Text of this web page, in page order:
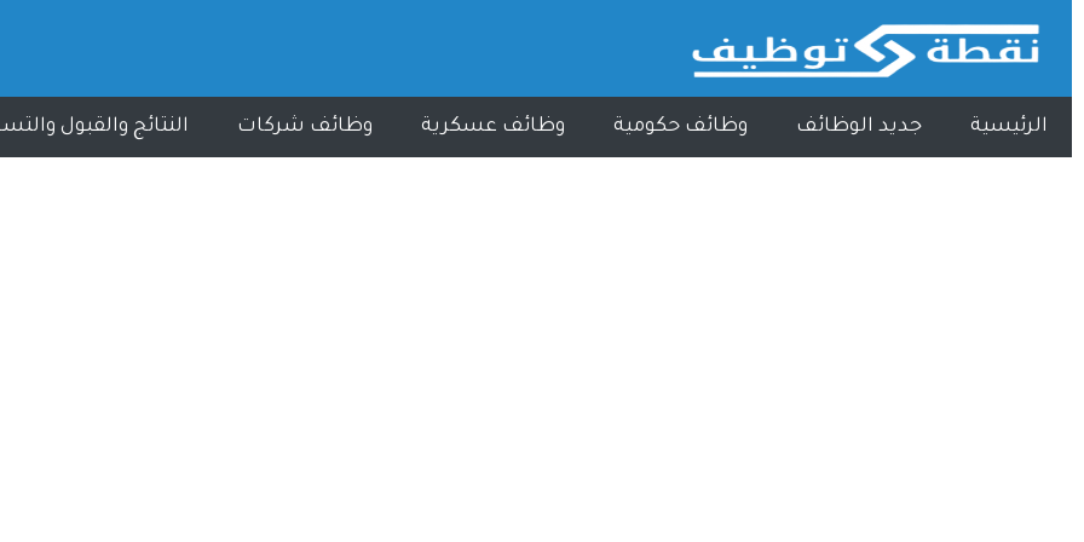
الرئيسية جديد الوظائف وظائف حكومية وظائف عسكرية وظائف شركات النتائج والقبول